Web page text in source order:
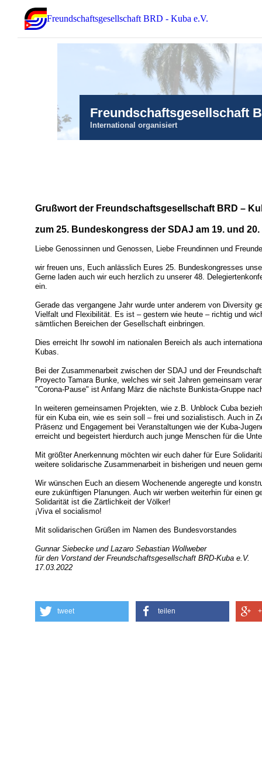
Freundschaftsgesellschaft BRD - Kuba e.V.
Freundschaftsgesellschaft
International organisiert
Grußwort der Freundschaftsgesellschaft BRD –
zum 25. Bundeskongress der SDAJ am 19. und
Liebe Genossinnen und Genossen, Liebe Freundinnen und
wir freuen uns, Euch anlässlich Eures 25. Bundeskongresses
Gerne laden auch wir euch herzlich zu unserer 48.
ein.
Gerade das vergangene Jahr wurde unter anderem von Diversity
Vielfalt und Flexibilität. Es ist – gestern wie heute – richtig und
sämtlichen Bereichen der Gesellschaft einbringen.
Dies erreicht Ihr sowohl im nationalen Bereich als auch
Kubas.
Bei der Zusammenarbeit zwischen der SDAJ und der
Proyecto Tamara Bunke, welches wir seit Jahren gemeinsam
"Corona-Pause" ist Anfang März die nächste Bunkista-Gruppe
In weiteren gemeinsamen Projekten, wie z.B. Unblock Cuba
für ein Kuba ein, wie es sein soll – frei und sozialistisch. Auch in
Präsenz und Engagement bei Veranstaltungen wie der Kuba-
erreicht und begeistert hierdurch auch junge Menschen für die
Mit größter Anerkennung möchten wir euch daher für Eure
weitere solidarische Zusammenarbeit in bisherigen und neuen
Wir wünschen Euch an diesem Wochenende angeregte und
eure zukünftigen Planungen. Auch wir werben weiterhin für einen
Solidarität ist die Zärtlichkeit der Völker!
¡Viva el socialismo!
Mit solidarischen Grüßen im Namen des Bundesvorstandes
Gunnar Siebecke und Lazaro Sebastian Wollweber
für den Vorstand der Freundschaftsgesellschaft BRD-Kuba e.V.
17.03.2022
tweet teilen